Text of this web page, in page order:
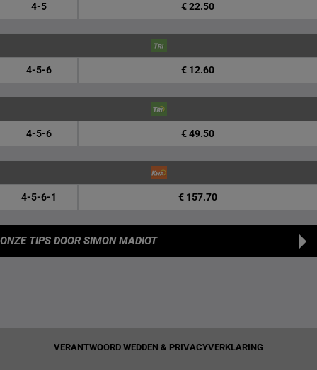
4-5 € 22.50
4-5-6 € 12.60
4-5-6 € 49.50
4-5-6-1 € 157.70
ONZE TIPS DOOR SIMON MADIOT
VERANTWOORD WEDDEN & PRIVACYVERKLARING